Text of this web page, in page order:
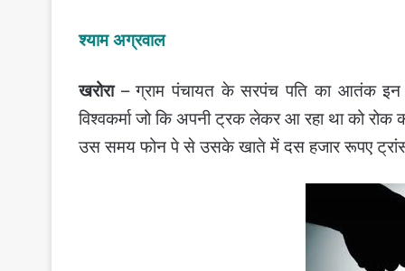
श्याम अग्रवाल
खरोरा– ग्राम पंचायत के सरपंच पति का आतंक इन
विश्वकर्मा जो कि अपनी ट्रक लेकर आ रहा था को रोक
उस समय फोन पे से उसके खाते में दस हजार रूपए